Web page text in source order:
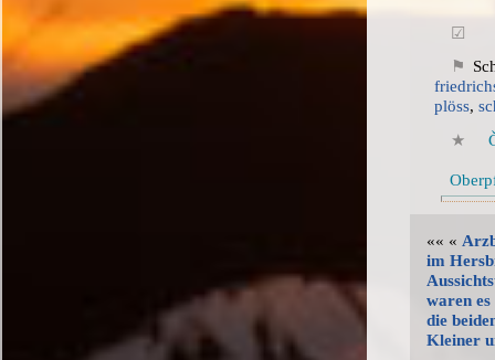
plöss,
«« «
im
waren
die
Kleiner